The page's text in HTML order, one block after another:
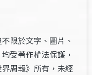
限於文字、圖片、
受著作權法保護，
周報》所有，未經